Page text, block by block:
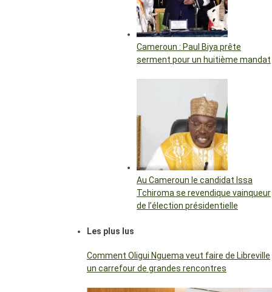
Cameroun : Paul Biya prête
serment pour un huitième mandat
Au Cameroun le candidat Issa
Tchiroma se revendique vainqueur
de l’élection présidentielle
Les plus lus
Comment Oligui Nguema veut faire de Libreville
un carrefour de grandes rencontres